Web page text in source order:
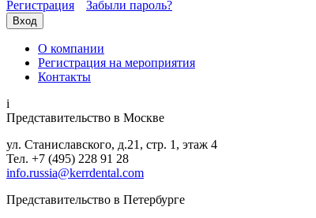
Регистрация Забыли пароль?
Вход
О компании
Регистрация на мероприятия
Контакты
i
Представительство в Москве
ул. Станиславского, д.21, стр. 1, этаж 4
Тел. +7 (495) 228 91 28
info.russia@kerrdental.com
Представительство в Петербурге